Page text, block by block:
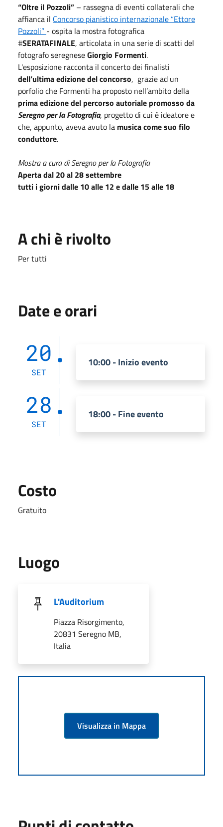
“Oltre il Pozzoli” – rassegna di eventi collaterali che
affianca il Concorso pianistico internazionale “Ettore
Pozzoli” - ospita la mostra fotografica
#SERATAFINALE, articolata in una serie di scatti del
fotografo seregneseGiorgio Formenti.
L'esposizione racconta il concerto dei finalisti
dell’ultima edizione del concorso, grazie ad un
porfolio che Formenti ha proposto nell’ambito della
prima edizione del percorso autoriale promosso da
Seregno per la Fotografia, progetto di cui è ideatore e
che, appunto, aveva avuto la musica come suo filo
conduttore.
Mostra a cura di Seregno per la Fotografia
Aperta dal 20 al 28 settembre
tutti i giorni dalle 10 alle 12 e dalle 15 alle 18
A chi è rivolto
Per tutti
Date e orari
20
SET
10:00 - Inizio evento
28
SET
18:00 - Fine evento
Costo
Gratuito
Luogo
L'Auditorium
Piazza Risorgimento,
20831 Seregno MB,
Italia
Visualizza in Mappa